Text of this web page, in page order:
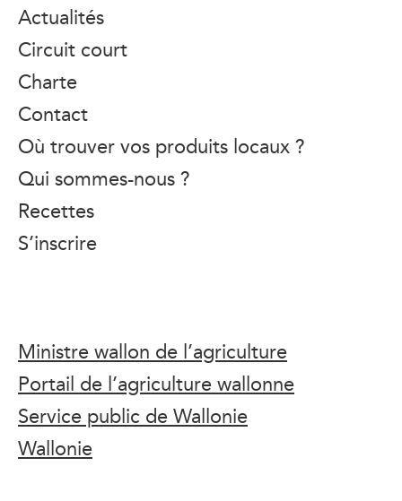
Actualités
Circuit court
Charte
Contact
Où trouver vos produits locaux ?
Qui sommes-nous ?
Recettes
S’inscrire
Ministre wallon de l’agriculture
Portail de l’agriculture wallonne
Service public de Wallonie
Wallonie